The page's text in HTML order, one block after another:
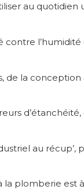
au quotidien
contre
de la conception
d’étanchéité,
au récup’,
plomberie est